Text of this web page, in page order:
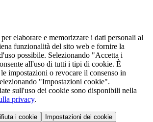
elaborare e memorizzare i dati personali al
funzionalità del sito web e fornire la
possibile. Selezionando "Accetta i
all'uso di tutti i tipi di cookie. È
impostazioni o revocare il consenso in
"Impostazioni cookie".
sull'uso dei cookie sono disponibili nella
privacy.
i cookie Impostazioni dei cookie